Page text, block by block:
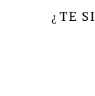
¿ TE